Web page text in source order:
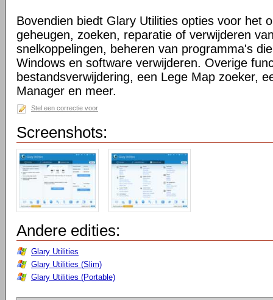
Bovendien biedt Glary Utilities opties voor het
geheugen, zoeken, reparatie of verwijderen
snelkoppelingen, beheren van programma's
Windows en software verwijderen. Overige
bestandsverwijdering, een Lege Map zoeker,
Manager en meer.
Stel een correctie voor
Screenshots:
Andere edities:
Glary Utilities
Glary Utilities (Slim)
Glary Utilities (Portable)